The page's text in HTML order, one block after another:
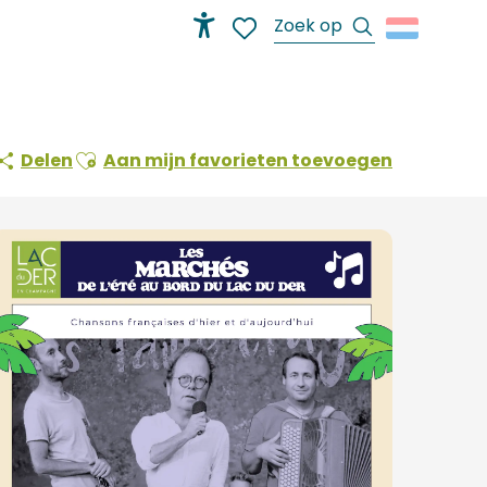
Zoek op
DelenAjouter aux favoris
Aan mijn favorieten toevoegen